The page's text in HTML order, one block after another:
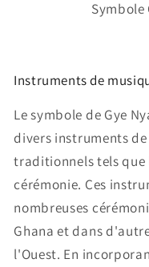
Symbole
Instruments de
Le symbole de Gye
divers instruments
traditionnels tels que
cérémonie. Ces
nombreuses
Ghana et dans
l'Ouest. En